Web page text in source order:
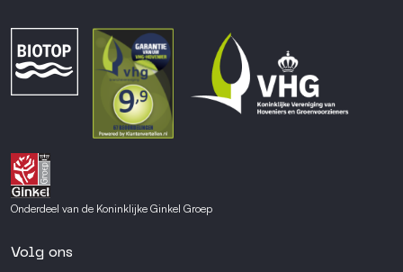
Onderdeel van de Koninklijke Ginkel Groep
Volg ons